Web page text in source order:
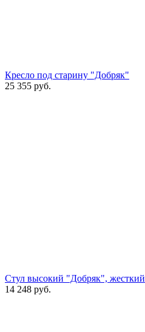
Кресло под старину "Добряк"
25 355 руб.
Стул высокий "Добряк", жесткий
14 248 руб.